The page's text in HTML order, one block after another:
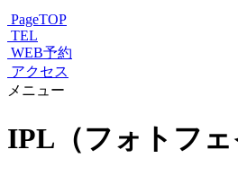
PageTOP
TEL
WEB予約
アクセス
メニュー
IPL（フォトフェ